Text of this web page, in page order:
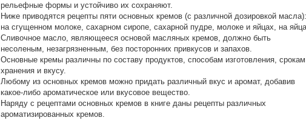
рельефные формы и устойчиво их сохраняют.
Ниже приводятся рецепты пяти основных кремов (с различной дозировкой масла):
на сгущенном молоке, сахарном сиропе, сахарной пудре, молоке и яйцах, на
Сливочное масло, являющееся основой масляных кремов, должно быть
несоленым, незагрязненным, без посторонних привкусов и запахов.
Основные кремы различны по составу продуктов, способам изготовления, срокам
хранения и вкусу.
Любому из основных кремов можно придать различный вкус и аромат, добавив
какое-либо ароматическое или вкусовое вещество.
Наряду с рецептами основных кремов в книге даны рецепты различных
ароматизированных кремов.